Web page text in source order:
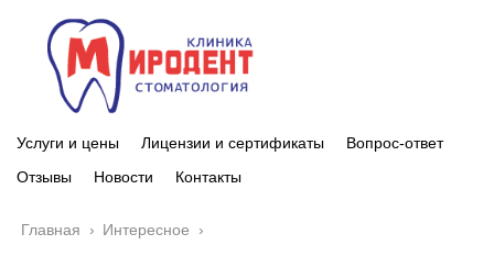
Услуги и цены Лицензии и сертификаты
Вопрос-ответ
Отзывы
Новости Контакты
Главная › Интересное ›